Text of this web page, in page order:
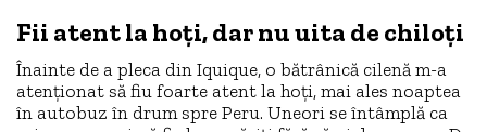
Fii atent la hoți, dar nu uita de chiloți
Înainte de a pleca din Iquique, o bătrânică cilenă m-a
atenționat să fiu foarte atent la hoți, mai ales noaptea
în autobuz în drum spre Peru. Uneori se întâmplă ca